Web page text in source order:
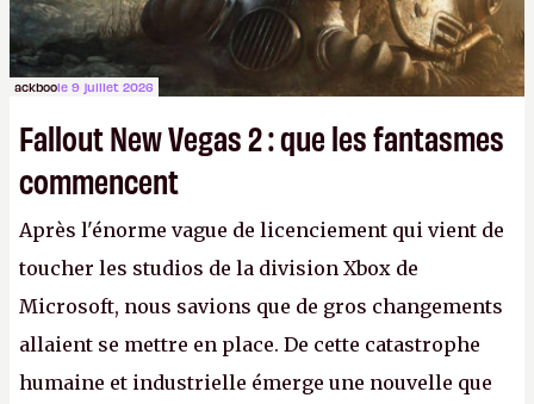
ackboole 9 juillet 2026
Fallout New Vegas 2 : que les fantasmes
commencent
Après l'énorme vague de licenciement qui vient de
toucher les studios de la division Xbox de
Microsoft, nous savions que de gros changements
allaient se mettre en place. De cette catastrophe
humaine et industrielle émerge une nouvelle que